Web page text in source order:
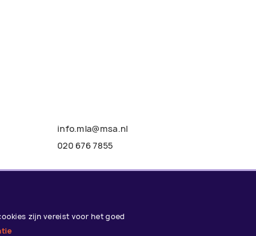
info.mla@msa.nl
020 676 7855
zijn vereist voor het goed